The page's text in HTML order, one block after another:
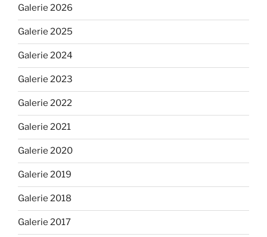
Galerie 2026
Galerie 2025
Galerie 2024
Galerie 2023
Galerie 2022
Galerie 2021
Galerie 2020
Galerie 2019
Galerie 2018
Galerie 2017